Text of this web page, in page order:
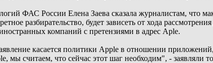
ФАС России Елена Заева сказала журналистам, что
разбирательство, будет зависеть от хода
компаний с претензиями в адрес Аple.
касается политики Apple в отношении
считаем, что сейчас этот шаг необходим", - заявляли